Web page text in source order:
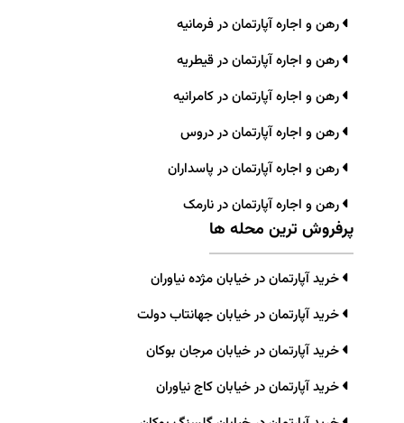
رهن و اجاره آپارتمان در فرمانیه
رهن و اجاره آپارتمان در قیطریه
رهن و اجاره آپارتمان در کامرانیه
رهن و اجاره آپارتمان در دروس
رهن و اجاره آپارتمان در پاسداران
رهن و اجاره آپارتمان در نارمک
پرفروش ترین محله ها
خرید آپارتمان در خیابان مژده نیاوران
خرید آپارتمان در خیابان جهانتاب دولت
خرید آپارتمان در خیابان مرجان بوکان
خرید آپارتمان در خیابان کاج نیاوران